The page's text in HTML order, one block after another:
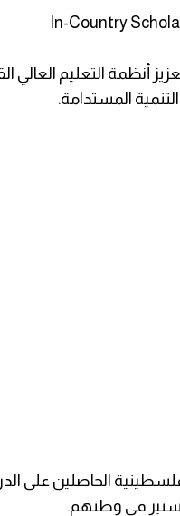
In-Country
أنظمة التعليم العالي
المستدامة.
الحاصلين على
في وطنهم.